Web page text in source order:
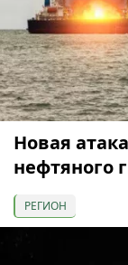
Новая
нефтяного
РЕГИОН